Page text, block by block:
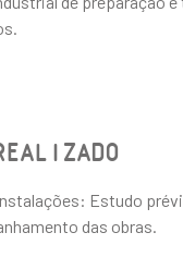
Estudo
das obras.